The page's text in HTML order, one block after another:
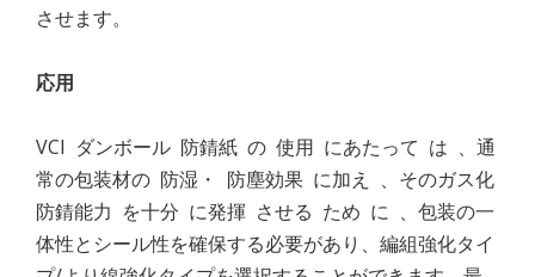
させます。
応用
VCI ダンボール 防錆紙 の 使用 にあたって は 、通
常の包装材の 防湿・ 防塵効果 に加え 、そのガス化
防錆能力 を十分 に発揮 させる ため に 、包装の一
体性とシール性を確保する必要があり、編組強化タイ